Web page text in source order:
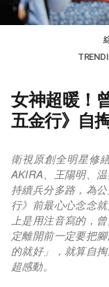
女神超暖！
五金行》自
衛視原創全明星修
AKIRA、王陽明、
持續兵分多路，為
行》前最心心念念
上是用注音寫的，
定離開前一定要把
的就好」，就算自
超感動。